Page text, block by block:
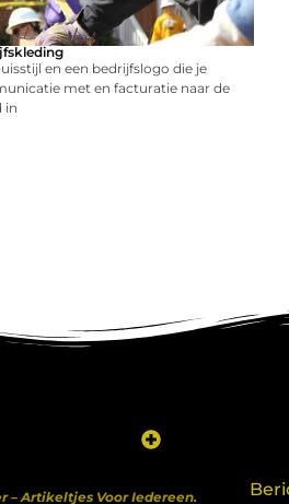
en een bedrijfslogo die je
met en facturatie naar de
in
– Artikeltjes Voor Iedereen.